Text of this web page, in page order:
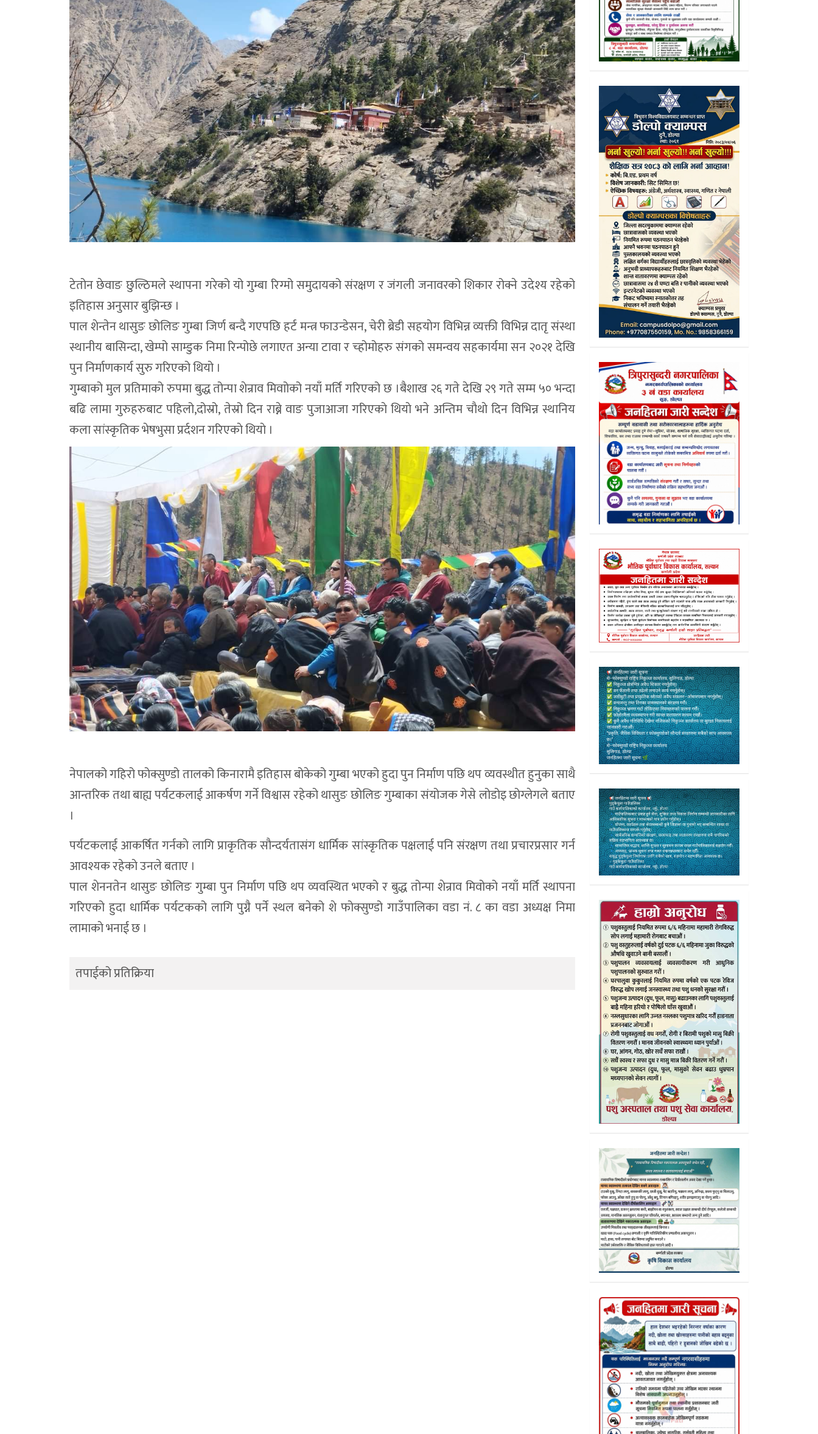
टेतोन छेवाङ छुल्ठिमले स्थापना गरेको यो गुम्बा रिग्मो समुदायको संरक्षण र जंगली जनावरको शिकार रोक्ने उदेश्य रहेको
इतिहास अनुसार बुझिन्छ ।
पाल शेन्तेन थासुङ छोलिङ गुम्बा जिर्ण बन्दै गएपछि हर्ट मन्त्र फाउन्डेसन, चेरी ब्रेडी सहयाेग विभिन्न व्यक्ती विभिन्न दातृ संस्था
स्थानीय बासिन्दा, खेम्पो साम्डुक निमा रिन्पोछे लगाएत अन्या टावा र च्होमोहरु संगको समन्वय सहकार्यमा सन २०२१ देखि
पुन निर्माणकार्य सुरु गरिएको थियो ।
गुम्बाको मुल प्रतिमाको रुपमा बुद्ध तोन्पा शेन्राव मिवाोको नयाँ मर्ति गरिएको छ ।बैशाख २६ गते देखि २९ गते सम्म ५० भन्दा
बढि लामा गुरुहरुबाट पहिलो,दोस्रो, तेस्रो दिन राब्ने वाङ पुजाआजा गरिएकाे थियाे भने अन्तिम चाैथाे दिन विभिन्न स्थानिय
कला सांस्कृतिक भेषभुसा प्रर्दशन गरिएकाे थियाे ।
नेपालको गहिरो फोक्सुण्डो तालको किनारामै इतिहास बोकेको गुम्बा भएको हुदा पुन निर्माण पछि थप व्यवस्थीत हुनुका साथै
आन्तरिक तथा बाह्य पर्यटकलाई आकर्षण गर्ने विश्वास रहेको थासुङ छोलिङ गुम्बाका संयोजक गेसे लोडोइ छोग्लेगले बताए
।
पर्यटकलाई आकर्षित गर्नकाे लागि प्राकृतिक साैन्दर्यतासंग धार्मिक सांस्कृतिक पक्षलाई पनि संरक्षण तथा प्रचारप्रसार गर्न
आवश्यक रहेकाे उनले बताए ।
पाल शेननतेन थासुङ छोलिङ गुम्बा पुन निर्माण पछि थप व्यवस्थित भएको र बुद्ध तोन्पा शेन्राव मिवोको नयाँ मर्ति स्थापना
गरिएको हुदा धार्मिक पर्यटकको लागि पुग्नै पर्ने स्थल बनेको शे फोक्सुण्डो गाउँपालिका वडा नं. ८ का वडा अध्यक्ष निमा
लामाकाे भनाई छ ।
तपाईको प्रतिक्रिया